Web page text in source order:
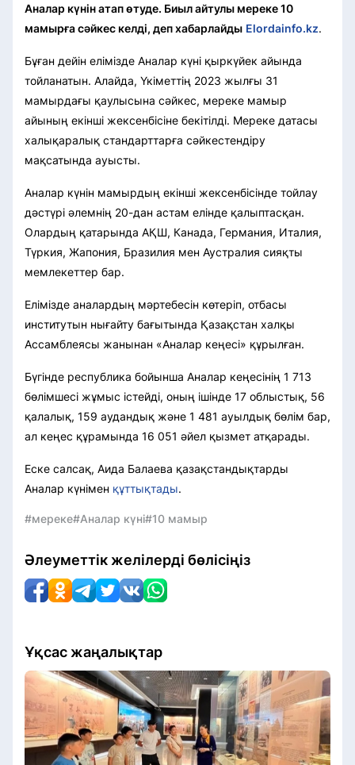
Аналар күнін атап өтуде. Биыл айтулы мереке 10
мамырға сәйкес келді, деп хабарлайды Elordainfo.kz.
Бұған дейін елімізде Аналар күні қыркүйек айында
тойланатын. Алайда, Үкіметтің 2023 жылғы 31
мамырдағы қаулысына сәйкес, мереке мамыр
айының екінші жексенбісіне бекітілді. Мереке датасы
халықаралық стандарттарға сәйкестендіру
мақсатында ауысты.
Аналар күнін мамырдың екінші жексенбісінде тойлау
дәстүрі әлемнің 20-дан астам елінде қалыптасқан.
Олардың қатарында АҚШ, Канада, Германия, Италия,
Түркия, Жапония, Бразилия мен Аустралия сияқты
мемлекеттер бар.
Елімізде аналардың мәртебесін көтеріп, отбасы
институтын нығайту бағытында Қазақстан халқы
Ассамблеясы жанынан «Аналар кеңесі» құрылған.
Бүгінде республика бойынша Аналар кеңесінің 1 713
бөлімшесі жұмыс істейді, оның ішінде 17 облыстық, 56
қалалық, 159 аудандық және 1 481 ауылдық бөлім бар,
ал кеңес құрамында 16 051 әйел қызмет атқарады.
Еске салсақ, Аида Балаева қазақстандықтарды
Аналар күнімен құттықтады.
#мереке#Аналар күні#10 мамыр
Әлеуметтік желілерді бөлісіңіз
Ұқсас жаңалықтар